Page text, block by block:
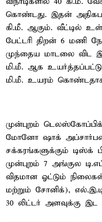
கொண்டது. இதன்
கி.மீ. ஆகும். வீட்டில்
பேட்டரி திறன் 6 மணி
முந்தைய மாடலை விட
மி.மீ. ஆக
மி.மீ. உயரம் கொண்டதாக
முன்புறம்
மோனோ ஷாக்
சக்கரங்களுக்கும் டிஸ்க்
முன்புறம் 7 அங்குல
விதமான ஓட்டும்
மற்றும் சோனிக்),
30 லிட்டர் அளவுக்கு